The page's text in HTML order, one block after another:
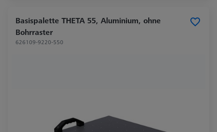
Basispalette THETA 55, Aluminium, ohne
Bohrraster
626109-9220-550